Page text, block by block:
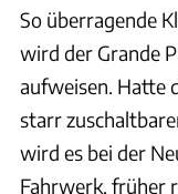
So überragende
wird der Grande
aufweisen. Hatte
starr
wird es bei der
Fahrwerk, früher